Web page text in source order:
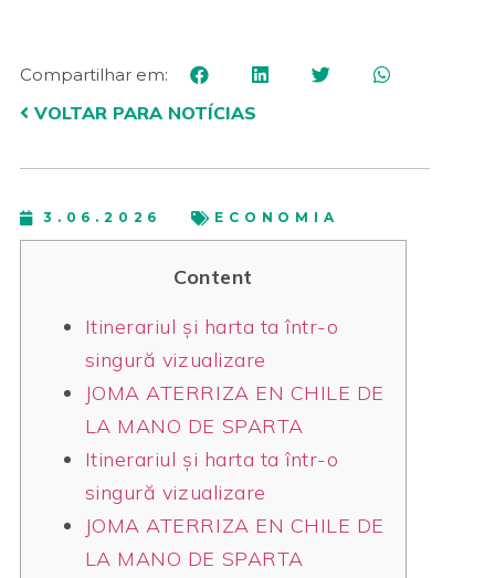
Compartilhar em:
VOLTAR PARA NOTÍCIAS
3.06.2026 ECONOMIA
Content
Itinerariul și harta ta într-o
singură vizualizare
JOMA ATERRIZA EN CHILE DE
LA MANO DE SPARTA
Itinerariul și harta ta într-o
singură vizualizare
JOMA ATERRIZA EN CHILE DE
LA MANO DE SPARTA